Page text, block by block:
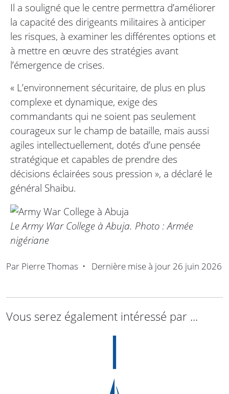
Il a souligné que le centre permettra d’améliorer
la capacité des dirigeants militaires à anticiper
les risques, à examiner les différentes options et
à mettre en œuvre des stratégies avant
l’émergence de crises.
« L’environnement sécuritaire, de plus en plus
complexe et dynamique, exige des
commandants qui ne soient pas seulement
courageux sur le champ de bataille, mais aussi
agiles intellectuellement, dotés d’une pensée
stratégique et capables de prendre des
décisions éclairées sous pression », a déclaré le
général Shaibu.
Le Army War College à Abuja. Photo : Armée
nigériane
Par Pierre Thomas • Dernière mise à jour 26 juin 2026
Vous serez également intéressé par ...